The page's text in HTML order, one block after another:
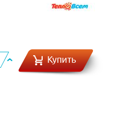
Купить